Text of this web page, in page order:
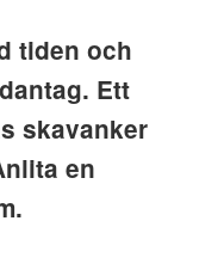
tiden och
Ett
skavanker
en